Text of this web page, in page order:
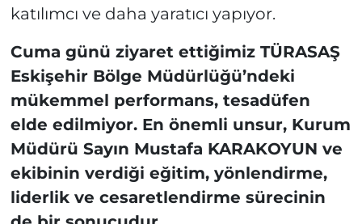
katılımcı ve daha yaratıcı yapıyor.
Cuma günü ziyaret ettiğimiz TÜRASAŞ
Eskişehir Bölge Müdürlüğü’ndeki
mükemmel performans, tesadüfen
elde edilmiyor. En önemli unsur, Kurum
Müdürü Sayın Mustafa KARAKOYUN ve
ekibinin verdiği eğitim, yönlendirme,
liderlik ve cesaretlendirme sürecinin